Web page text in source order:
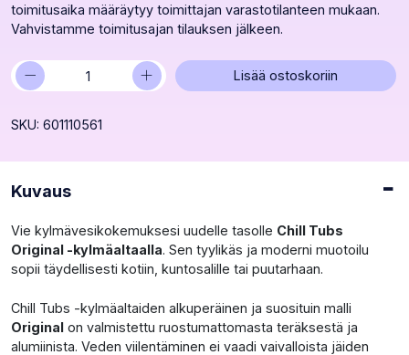
toimitusaika määräytyy toimittajan varastotilanteen mukaan.
Vahvistamme toimitusajan tilauksen jälkeen.
Kylmäallas
Chill
Original
+
− Lisää ostoskoriin
SKU: 601110561
Kuvaus
Vie kylmävesikokemuksesi uudelle tasolle Chill Tubs
Original -kylmäaltaalla. Sen tyylikäs ja moderni muotoilu
sopii täydellisesti kotiin, kuntosalille tai puutarhaan.
Chill Tubs -kylmäaltaiden alkuperäinen ja suosituin malli
Original on valmistettu ruostumattomasta teräksestä ja
alumiinista. Veden viilentäminen ei vaadi vaivalloista jäiden